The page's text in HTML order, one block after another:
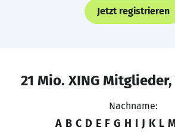
Jetzt registrieren
21 Mio. XING
Nachname:
A B C D E F G H I J K L